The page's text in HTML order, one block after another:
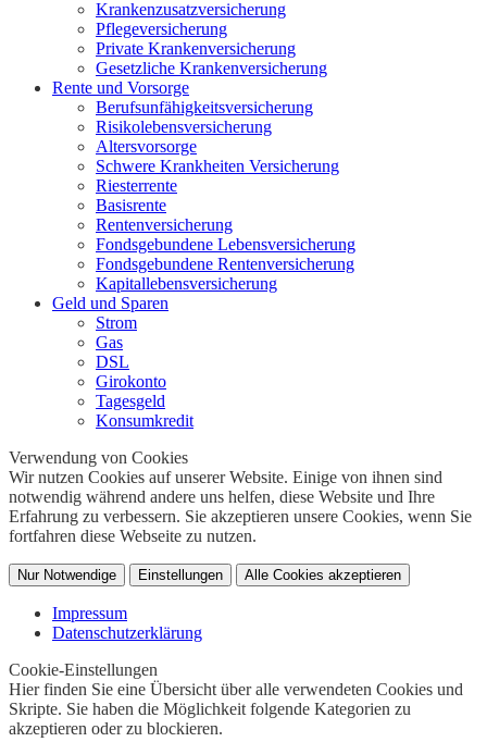
Krankenzusatzversicherung
Pflegeversicherung
Private Krankenversicherung
Gesetzliche Krankenversicherung
Rente und Vorsorge
Berufs­unfähigkeitsversicherung
Risikolebensversicherung
Altersvorsorge
Schwere Krankheiten Versicherung
Riesterrente
Basisrente
Rentenversicherung
Fondsgebundene Lebensversicherung
Fondsgebundene Rentenversicherung
Kapitallebensversicherung
Geld und Sparen
Strom
Gas
DSL
Girokonto
Tagesgeld
Konsumkredit
Verwendung von Cookies
Wir nutzen Cookies auf unserer Website. Einige von ihnen sind
notwendig während andere uns helfen, diese Website und Ihre
Erfahrung zu verbessern. Sie akzeptieren unsere Cookies, wenn Sie
fortfahren diese Webseite zu nutzen.
Nur Notwendige Einstellungen Alle Cookies akzeptieren
Impressum
Datenschutzerklärung
Cookie-Einstellungen
Hier finden Sie eine Übersicht über alle verwendeten Cookies und
Skripte. Sie haben die Möglichkeit folgende Kategorien zu
akzeptieren oder zu blockieren.